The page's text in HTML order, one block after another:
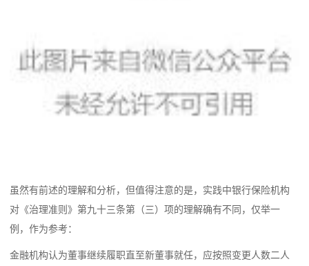
虽然有前述的理解和分析，但值得注意的是，实践中银行保险机构
对《治理准则》第九十三条第（三）项的理解确有不同，仅举一
例，作为参考：
金融机构认为董事继续履职直至新董事就任，应按照变更人数二人